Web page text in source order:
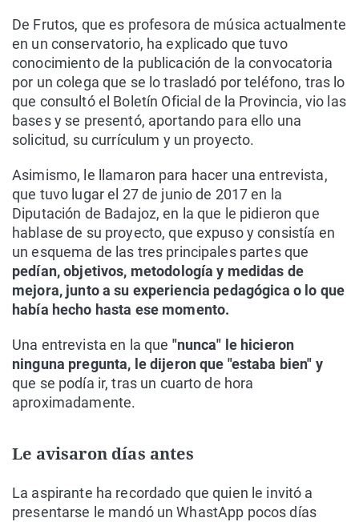
De Frutos, que es profesora de música actualmente
en un conservatorio, ha explicado que tuvo
conocimiento de la publicación de la convocatoria
por un colega que se lo trasladó por teléfono, tras lo
que consultó el Boletín Oficial de la Provincia, vio las
bases y se presentó, aportando para ello una
solicitud, su currículum y un proyecto.
Asimismo, le llamaron para hacer una entrevista,
que tuvo lugar el 27 de junio de 2017 en la
Diputación de Badajoz, en la que le pidieron que
hablase de su proyecto, que expuso y consistía en
un esquema de las tres principales partes que
pedían, objetivos, metodología y medidas de
mejora, junto a su experiencia pedagógica o lo que
había hecho hasta ese momento.
Una entrevista en la que "nunca" le hicieron
ninguna pregunta, le dijeron que "estaba bien" y
que se podía ir, tras un cuarto de hora
aproximadamente.
Le avisaron días antes
La aspirante ha recordado que quien le invitó a
presentarse le mandó un WhastApp pocos días